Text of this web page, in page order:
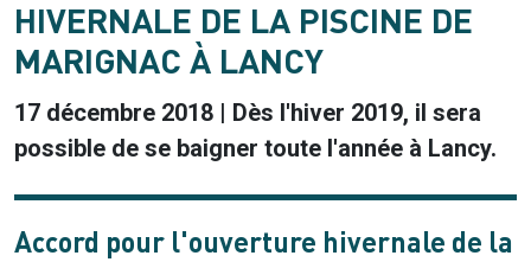
HIVERNALE DE LA PISCINE DE
MARIGNAC À LANCY
17 décembre 2018 | Dès l'hiver 2019, il sera
possible de se baigner toute l'année à Lancy.
Accord pour l'ouverture hivernale de la